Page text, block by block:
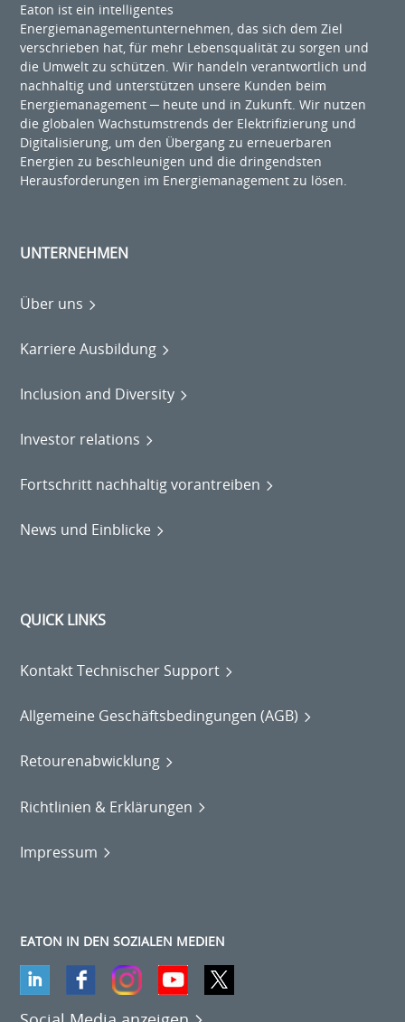
Eaton ist ein intelligentes
Energiemanagementunternehmen, das sich dem Ziel
verschrieben hat, für mehr Lebensqualität zu sorgen und
die Umwelt zu schützen. Wir handeln verantwortlich und
nachhaltig und unterstützen unsere Kunden beim
Energiemanagement ─ heute und in Zukunft. Wir nutzen
die globalen Wachstumstrends der Elektrifizierung und
Digitalisierung, um den Übergang zu erneuerbaren
Energien zu beschleunigen und die dringendsten
Herausforderungen im Energiemanagement zu lösen.
UNTERNEHMEN
Über uns
Karriere Ausbildung
Inclusion and Diversity
Investor relations
Fortschritt nachhaltig vorantreiben
News und Einblicke
QUICK LINKS
Kontakt Technischer Support
Allgemeine Geschäftsbedingungen (AGB)
Retourenabwicklung
Richtlinien & Erklärungen
Impressum
EATON IN DEN SOZIALEN MEDIEN